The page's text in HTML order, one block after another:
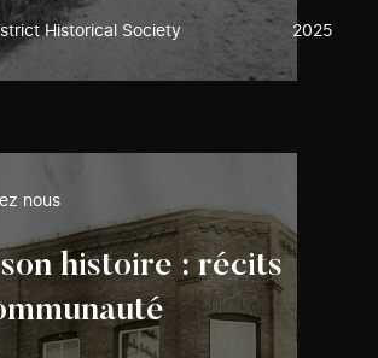
Historical Society 2025
nous
histoire : récits